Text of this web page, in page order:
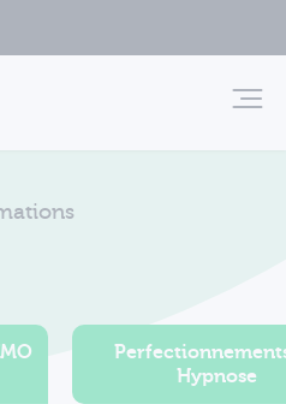
Hypnose